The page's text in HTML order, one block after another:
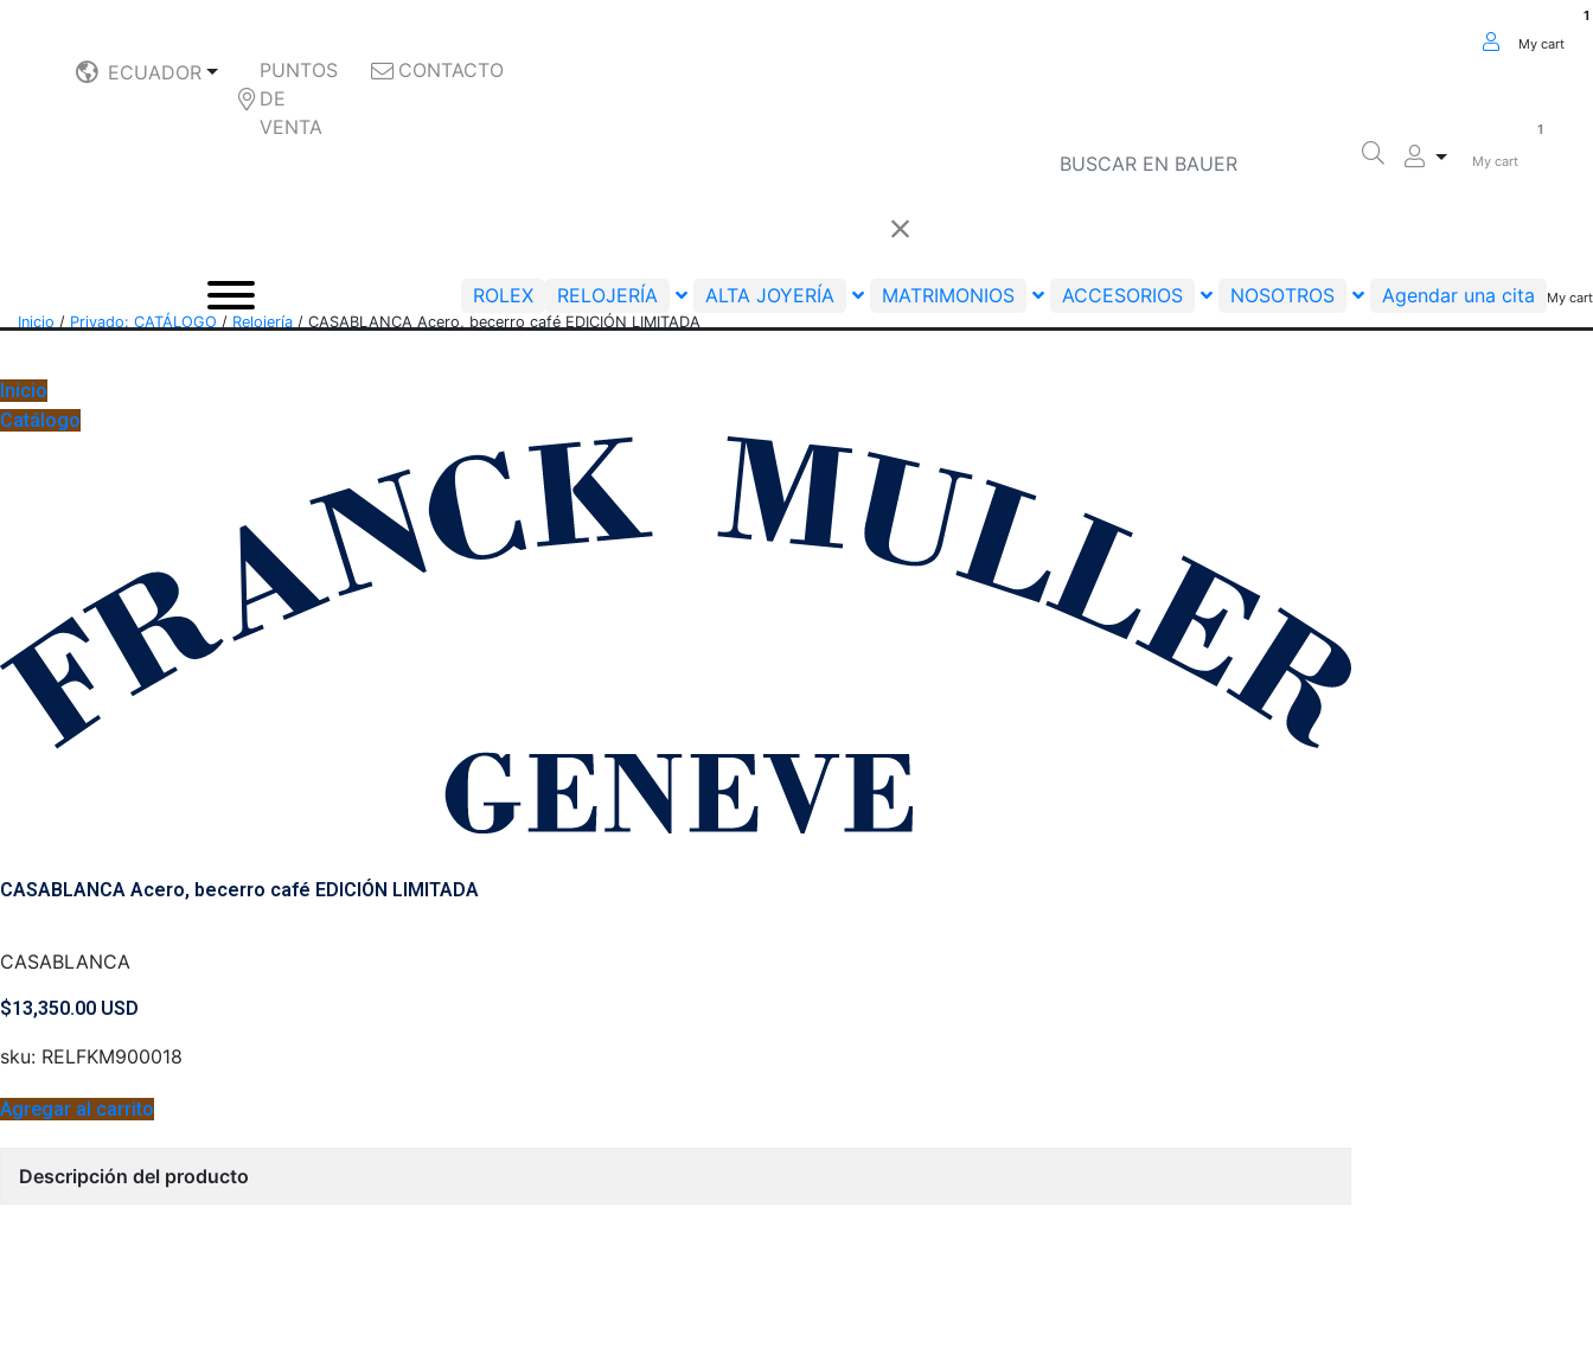
My cart
1
ECUADOR
PUNTOS
DE
VENTA
CONTACTO
My cart
1
ROLEX RELOJERÍA ALTA JOYERÍA MATRIMONIOS ACCESORIOS NOSOTROS Agendar una cita My cart
Inicio / Privado: CATÁLOGO / Relojería / CASABLANCA Acero, becerro café EDICIÓN LIMITADA
Inicio
Catálogo
CASABLANCA Acero, becerro café EDICIÓN LIMITADA
CASABLANCA
$13,350.00 USD
sku: RELFKM900018
Agregar al carrito
Descripción del producto